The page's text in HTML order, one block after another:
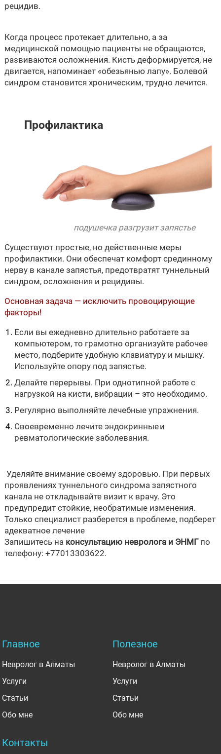
рецидив.
Когда процесс протекает длительно, а за
медицинской помощью пациенты не обращаются,
развиваются осложнения. Кисть деформируется, не
двигается, напоминает «обезьянью лапу». Болевой
синдром становится хроническим, трудно лечится.
Профилактика
подушечка разгрузит запястье
Существуют простые, но действенные меры
профилактики. Они обеспечат комфорт срединному
нерву в канале запястья, предотвратят туннельный
синдром, осложнения и рецидивы.
Основная задача — исключить провоцирующие
факторы!
Если вы ежедневно длительно работаете за
компьютером, то грамотно организуйте рабочее
место, подберите удобную клавиатуру и мышку.
Используйте опору под запястье.
Делайте перерывы. При однотипной работе с
нагрузкой на кисти, вибрации – это необходимо.
Регулярно выполняйте лечебные упражнения.
Своевременно лечите эндокринные и
ревматологические заболевания.
Уделяйте внимание своему здоровью. При первых
проявлениях туннельного синдрома запястного
канала не откладывайте визит к врачу. Это
предупредит стойкие, необратимые изменения.
Только специалист разберется в проблеме, подберет
адекватное лечение
Запишитесь на консультацию невролога и ЭНМГпо
телефону: +77013303622.
Главное
Невролог в Алматы
Услуги
Статьи
Обо мне
Полезное
Невролог в Алматы
Услуги
Статьи
Обо мне
Контакты